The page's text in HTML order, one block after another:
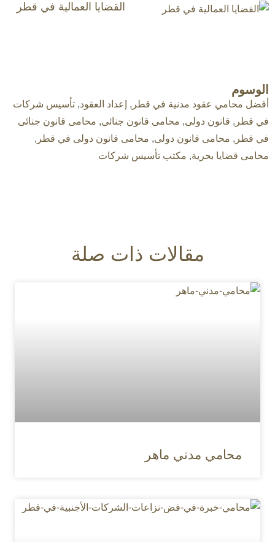
القضايا العمالية في قطر
الوسوم
أفضل محامي عقود مدنية في قطر , إعداد العقود, تأسيس شركات
في قطر , قانون دولى, محامى قانون جنائى, محامى قانون جنائى
في قطر , محامى قانون دولى, محامى قانون دولى في قطر ,
محامى قضايا بحرية, مكتب تأسيس شركات
مقالات ذات صلة
محامي مدني ماهر